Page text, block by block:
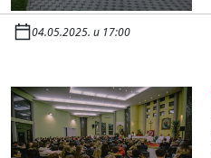
04.05.2025. u 17:00